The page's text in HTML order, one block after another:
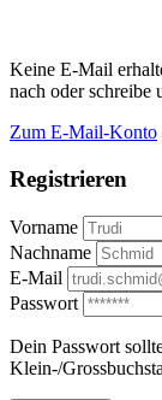
Keine E-Mail
nach oder schreibe
Zum E-Mail-Konto
Registrieren
Vorname
Nachname
E-Mail
Passwort
Dein Passwort
Klein-/